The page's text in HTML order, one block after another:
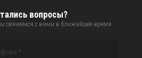
вопросы?
свяжемся с вами в ближайшее время